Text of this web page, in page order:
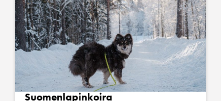
Suomenlapinkoira